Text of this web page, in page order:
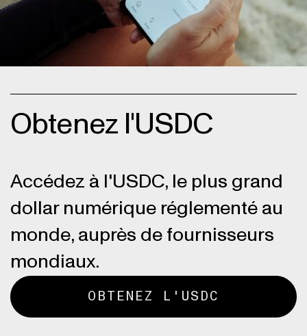
Obtenez l'USDC
Accédez à l'USDC, le plus grand
dollar numérique réglementé au
monde, auprès de fournisseurs
mondiaux.
OBTENEZ L'USDC